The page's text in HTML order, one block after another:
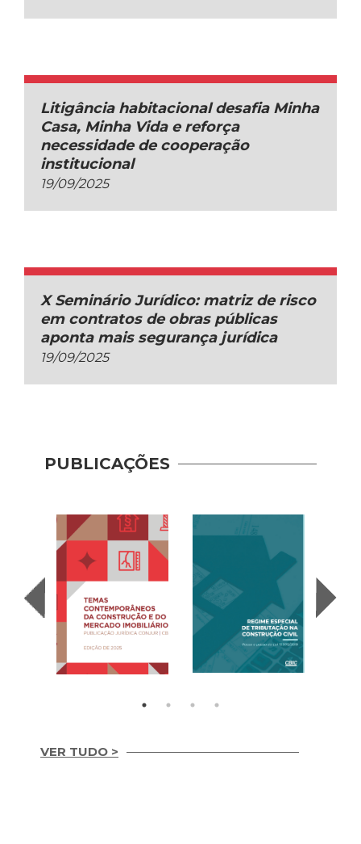
Litigância habitacional desafia Minha
Casa, Minha Vida e reforça
necessidade de cooperação
institucional
19/09/2025
X Seminário Jurídico: matriz de risco
em contratos de obras públicas
aponta mais segurança jurídica
19/09/2025
PUBLICAÇÕES
VER TUDO >